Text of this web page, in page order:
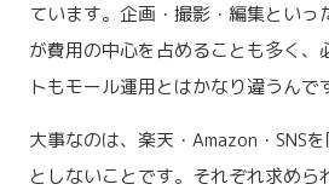
ています。企画・撮影・編集といっ
が費用の中心を占めることも多く、
トもモール運用とはかなり違うんで
大事なのは、楽天・Amazon・SNS
としないことです。それぞれ求めら